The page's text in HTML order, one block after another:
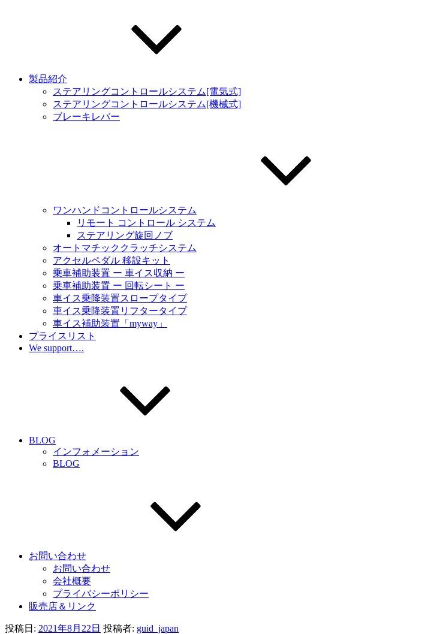
製品紹介
ステアリングコントロールシステム[電気式]
ステアリングコントロールシステム[機械式]
ブレーキレバー
ワンハンドコントロールシステム
リモート コントロール システム
ステアリング旋回ノブ
オートマチッククラッチシステム
アクセルペダル 移設キット
乗車補助装置 ー 車イス収納 ー
乗車補助装置 ー 回転シート ー
車イス乗降装置スロープタイプ
車イス乗降装置リフタータイプ
車イス補助装置「myway」
プライスリスト
We support….
BLOG
インフォメーション
BLOG
お問い合わせ
お問い合わせ
会社概要
プライバシーポリシー
販売店＆リンク
投稿日: 2021年8月22日 投稿者: guid_japan